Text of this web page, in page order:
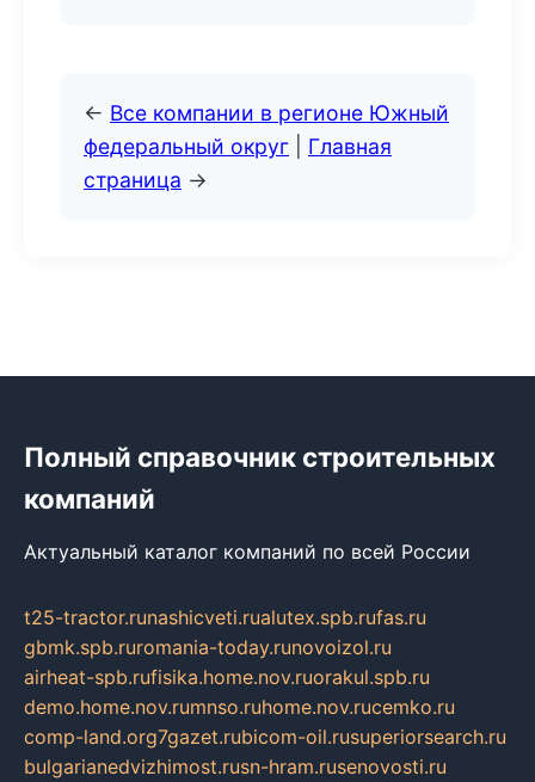
← Все компании в регионе Южный
федеральный округ
Главная
страница →
Полный справочник строительных
компаний
Актуальный каталог компаний по всей России
t25-tractor.runashicveti.rualutex.spb.rufas.ru
gbmk.spb.ruromania-today.runovoizol.ru
airheat-spb.rufisika.home.nov.ruorakul.spb.ru
demo.home.nov.rumnso.ruhome.nov.rucemko.ru
comp-land.org7gazet.rubicom-oil.rusuperiorsearch.ru
bulgarianedvizhimost.rusn-hram.rusenovosti.ru